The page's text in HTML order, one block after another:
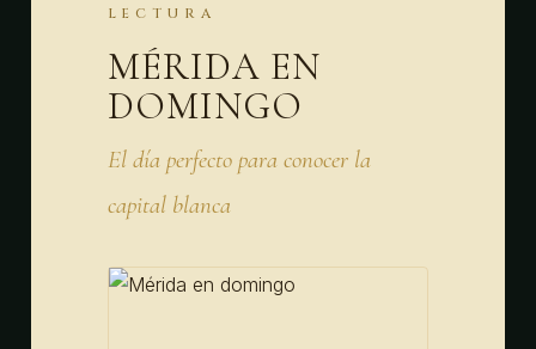
LECTURA
MÉRIDA EN
DOMINGO
El día perfecto para conocer la
capital blanca